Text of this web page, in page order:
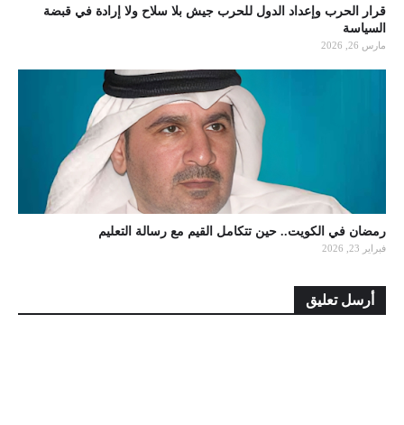
قرار الحرب وإعداد الدول للحرب جيش بلا سلاح ولا إرادة في قبضة
السياسة
مارس 26, 2026
رمضان في الكويت.. حين تتكامل القيم مع رسالة التعليم
فبراير 23, 2026
أرسل تعليق